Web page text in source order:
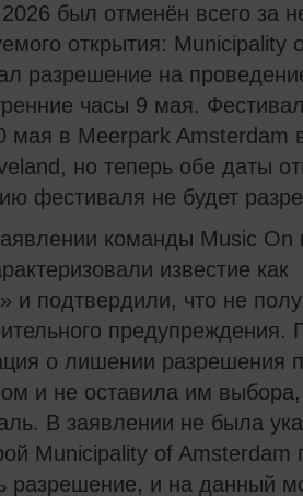
был отменён всего за
открытия: Municipality
разрешение на
часы 9 мая.
мая в Meerpark Amsterdam
но теперь обе даты
фестиваля не будет
команды Music On
известие как
и подтвердили, что не
предупреждения.
о лишении разрешения
и не оставила им
В заявлении не была
Municipality of Amsterdam
разрешение, и на данный